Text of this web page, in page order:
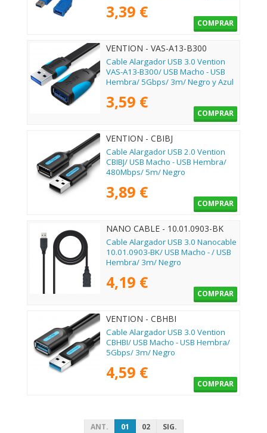
3,39 €
COMPRAR
VENTION - VAS-A13-B300
Cable Alargador USB 3.0 Vention
VAS-A13-B300/ USB Macho - USB
Hembra/ 5Gbps/ 3m/ Negro y Azul
3,59 €
COMPRAR
VENTION - CBIBJ
Cable Alargador USB 2.0 Vention
CBIBJ/ USB Macho - USB Hembra/
480Mbps/ 5m/ Negro
3,89 €
COMPRAR
NANO CABLE - 10.01.0903-BK
Cable Alargador USB 3.0 Nanocable
10.01.0903-BK/ USB Macho - / USB
Hembra/ 3m/ Negro
4,19 €
COMPRAR
VENTION - CBHBI
Cable Alargador USB 3.0 Vention
CBHBI/ USB Macho - USB Hembra/
5Gbps/ 3m/ Negro
4,59 €
COMPRAR
ANT. 01 02 SIG.